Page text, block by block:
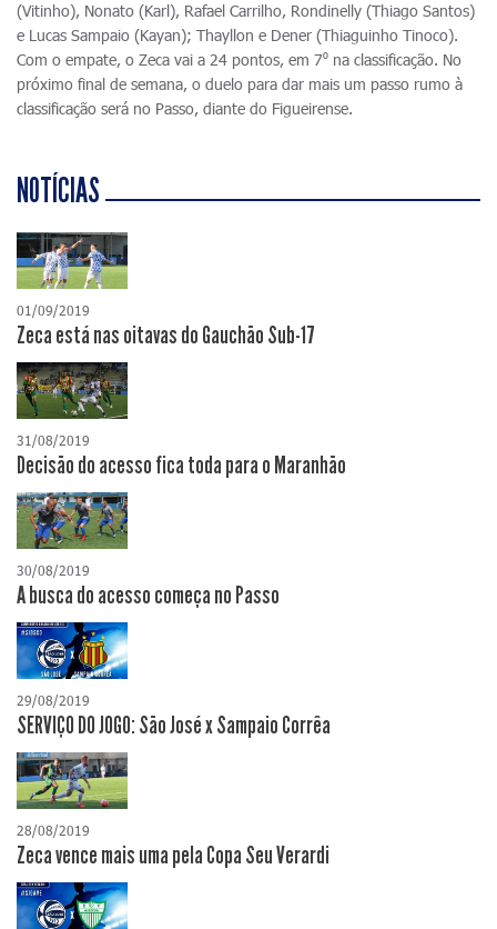
(Vitinho), Nonato (Karl), Rafael Carrilho, Rondinelly (Thiago Santos)
e Lucas Sampaio (Kayan); Thayllon e Dener (Thiaguinho Tinoco).
Com o empate, o Zeca vai a 24 pontos, em 7⁰ na classificação. No
próximo final de semana, o duelo para dar mais um passo rumo à
classificação será no Passo, diante do Figueirense.
NOTÍCIAS
01/09/2019
Zeca está nas oitavas do Gauchão Sub-17
31/08/2019
Decisão do acesso fica toda para o Maranhão
30/08/2019
A busca do acesso começa no Passo
29/08/2019
SERVIÇO DO JOGO: São José x Sampaio Corrêa
28/08/2019
Zeca vence mais uma pela Copa Seu Verardi